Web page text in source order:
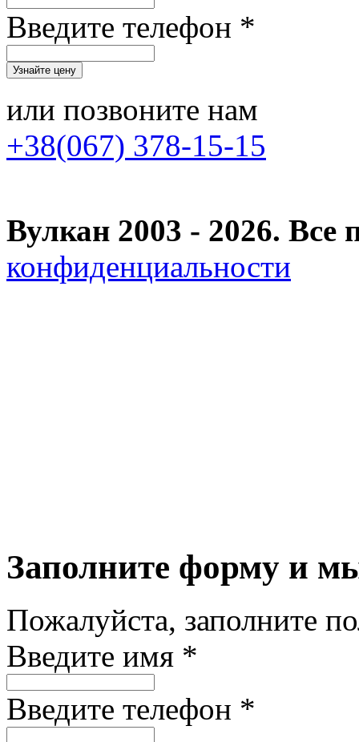
Введите телефон *
или позвоните нам
+38(067) 378-15-15
Вулкан 2003 - 2026.
конфиденциальности
Заполните форму и
Пожалуйста, заполните
Введите имя *
Введите телефон *